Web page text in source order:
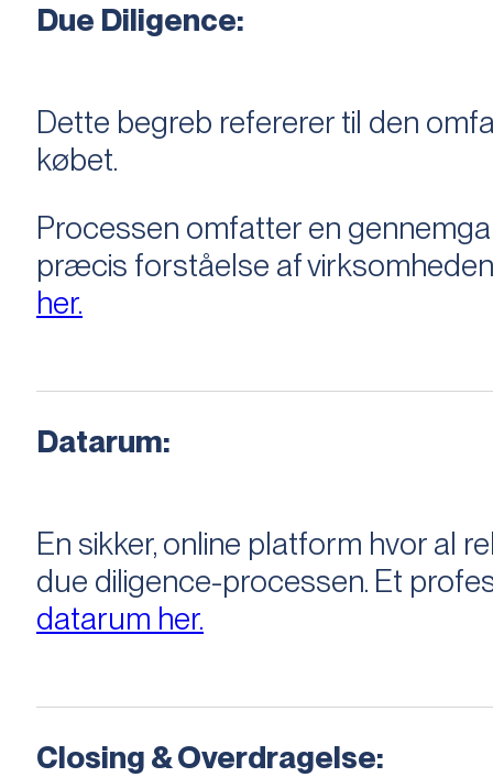
Due Diligence:
Dette begreb refererer til den
købet.
Processen omfatter en
præcis forståelse af
her.
Datarum:
En sikker, online platform hvor al
due diligence-processen. Et
datarum her.
Closing & Overdragelse: